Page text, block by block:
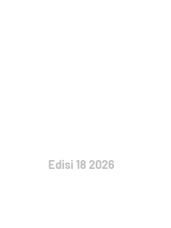
Edisi 18 2026